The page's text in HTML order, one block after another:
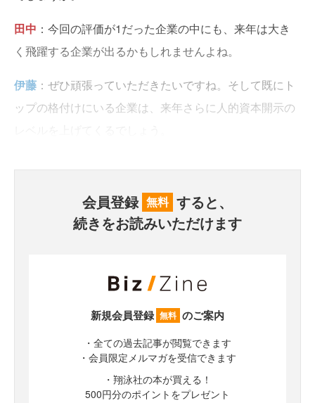
田中 ：今回の評価が1だった企業の中にも、来年は大き
く飛躍する企業が出るかもしれませんよね。
伊藤 ：ぜひ頑張っていただきたいですね。そして既にト
ップの格付けにいる企業は、来年さらに人的資本開示の
会員登録 無料 すると、
続きをお読みいただけます
新規会員登録 無料 のご案内
・全ての過去記事が閲覧できます
・会員限定メルマガを受信できます
・翔泳社の本が買える！
500円分のポイントをプレゼント